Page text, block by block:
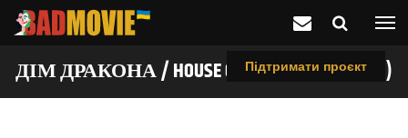
Підтримати проєкт
ДІМ ДРАКОНА / HOUSE OF THE DRAGON (2022)